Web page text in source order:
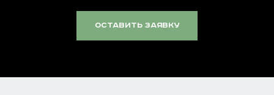
оставить заявку